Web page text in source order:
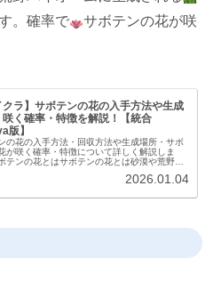
。確率で
サボテンの花が咲
クラ】サボテンの花の入手方法や生成
咲く確率・特徴を解説！【統合
版】
の花の入手方法・回収方法や生成場所・サボ
が咲く確率・特徴について詳しく解説しま
テンの花とはサボテンの花とは砂漠や荒野バ
けでなく、確率でサボテンの花が咲きます。
2026.01.04